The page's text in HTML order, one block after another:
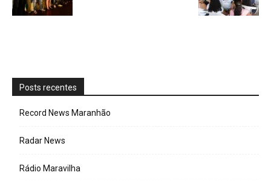
Posts recentes
Record News Maranhão
Radar News
Rádio Maravilha